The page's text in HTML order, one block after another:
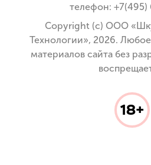
телефон: +7(495)
Copyright (с) ООО
Технологии», 2026.
материалов сайта без
18+